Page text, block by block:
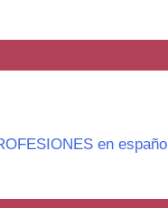
en español